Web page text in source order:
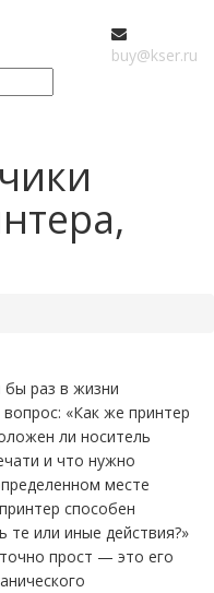
buy@kser.ru
раз в жизни
«Как же принтер
ли носитель
и что нужно
месте
способен
те или иные действия?»
прост — это его